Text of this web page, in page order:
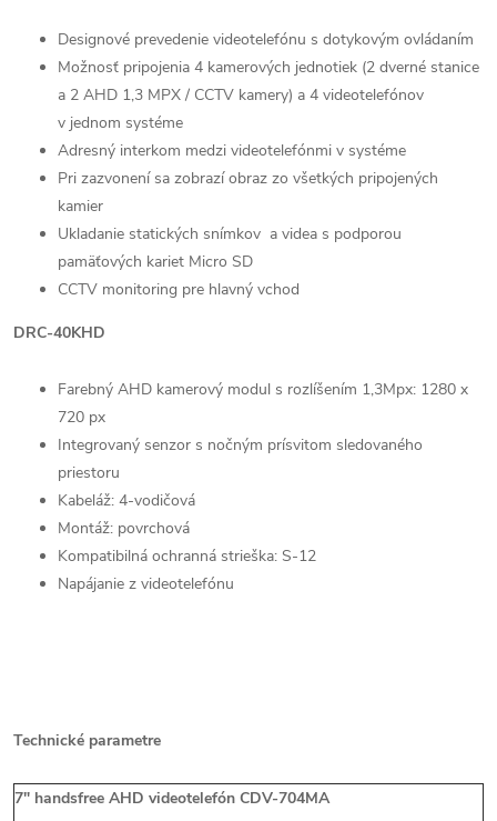
Designové prevedenie videotelefónu s dotykovým ovládaním
Možnosť pripojenia 4 kamerových jednotiek (2 dverné stanice
a 2 AHD 1,3 MPX / CCTV kamery) a 4 videotelefónov
v jednom systéme
Adresný interkom medzi videotelefónmi v systéme
Pri zazvonení sa zobrazí obraz zo všetkých pripojených
kamier
Ukladanie statických snímkov a videa s podporou
pamäťových kariet Micro SD
CCTV monitoring pre hlavný vchod
DRC-40KHD
Farebný AHD kamerový modul s rozlíšením 1,3Mpx: 1280 x
720 px
Integrovaný senzor s nočným prísvitom sledovaného
priestoru
Kabeláž: 4-vodičová
Montáž: povrchová
Kompatibilná ochranná strieška: S-12
Napájanie z videotelefónu
Technické parametre
7" handsfree AHD videotelefón CDV-704MA